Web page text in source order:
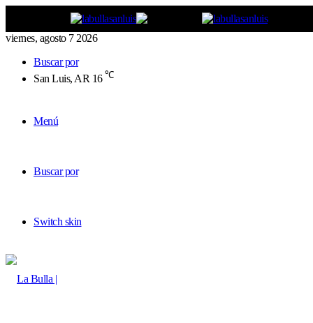
viernes, agosto 7 2026
Buscar por
San Luis, AR 16 ℃
Menú
Buscar por
Switch skin